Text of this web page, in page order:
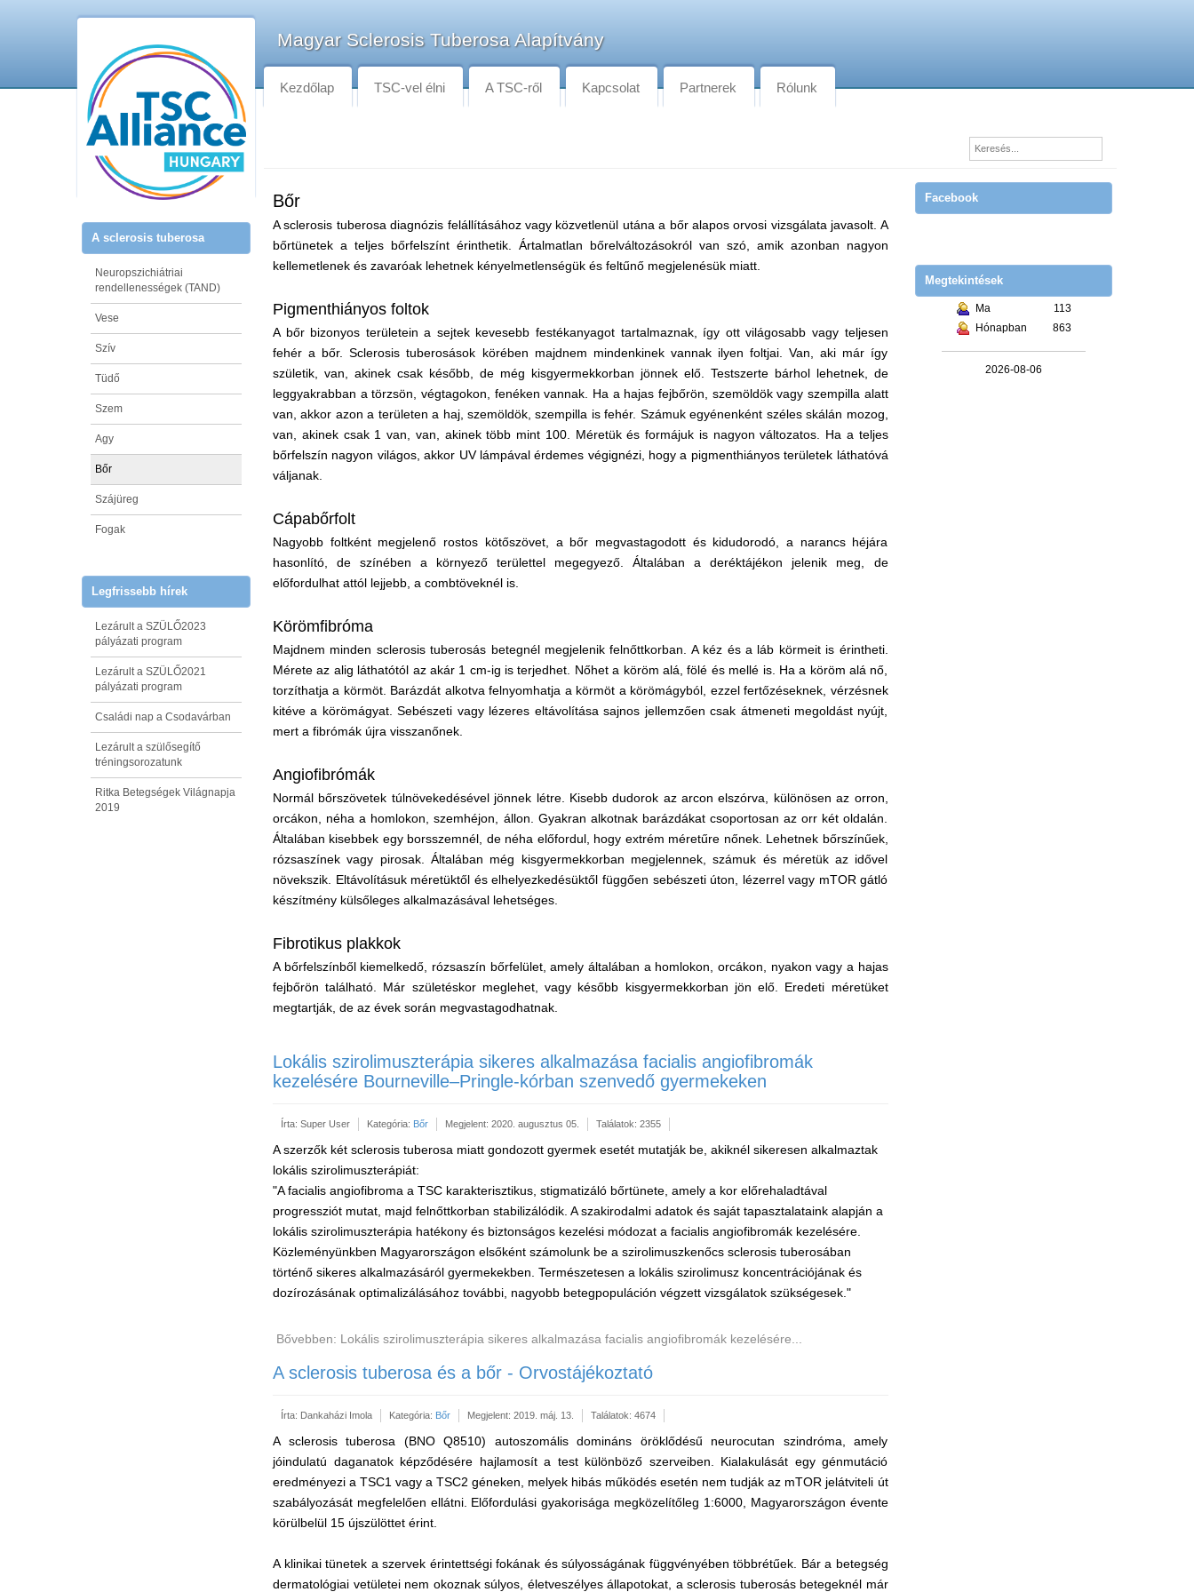
A sclerosis tuberosa
Neuropszichiátriai
rendellenességek (TAND)
Vese
Szív
Tüdő
Szem
Agy
Bőr
Szájüreg
Fogak
Legfrissebb hírek
Lezárult a SZÜLŐ2023
pályázati program
Lezárult a SZÜLŐ2021
pályázati program
Családi nap a Csodavárban
Lezárult a szülősegítő
tréningsorozatunk
Ritka Betegségek Világnapja
2019
Magyar Sclerosis Tuberosa Alapítvány
Kezdőlap TSC-vel élni A TSC-ről Kapcsolat Partnerek Rólunk
Bőr
A sclerosis tuberosa diagnózis felállításához vagy közvetlenül utána a bőr alapos orvosi vizsgálata javasolt. A
bőrtünetek a teljes bőrfelszínt érinthetik. Ártalmatlan bőrelváltozásokról van szó, amik azonban nagyon
kellemetlenek és zavaróak lehetnek kényelmetlenségük és feltűnő megjelenésük miatt.
Pigmenthiányos foltok
A bőr bizonyos területein a sejtek kevesebb festékanyagot tartalmaznak, így ott világosabb vagy teljesen
fehér a bőr. Sclerosis tuberosások körében majdnem mindenkinek vannak ilyen foltjai. Van, aki már így
születik, van, akinek csak később, de még kisgyermekkorban jönnek elő. Testszerte bárhol lehetnek, de
leggyakrabban a törzsön, végtagokon, fenéken vannak. Ha a hajas fejbőrön, szemöldök vagy szempilla alatt
van, akkor azon a területen a haj, szemöldök, szempilla is fehér. Számuk egyénenként széles skálán mozog,
van, akinek csak 1 van, van, akinek több mint 100. Méretük és formájuk is nagyon változatos. Ha a teljes
bőrfelszín nagyon világos, akkor UV lámpával érdemes végignézi, hogy a pigmenthiányos területek láthatóvá
váljanak.
Cápabőrfolt
Nagyobb foltként megjelenő rostos kötőszövet, a bőr megvastagodott és kidudorodó, a narancs héjára
hasonlító, de színében a környező területtel megegyező. Általában a deréktájékon jelenik meg, de
előfordulhat attól lejjebb, a combtöveknél is.
Körömfibróma
Majdnem minden sclerosis tuberosás betegnél megjelenik felnőttkorban. A kéz és a láb körmeit is érintheti.
Mérete az alig láthatótól az akár 1 cm-ig is terjedhet. Nőhet a köröm alá, fölé és mellé is. Ha a köröm alá nő,
torzíthatja a körmöt. Barázdát alkotva felnyomhatja a körmöt a körömágyból, ezzel fertőzéseknek, vérzésnek
kitéve a körömágyat. Sebészeti vagy lézeres eltávolítása sajnos jellemzően csak átmeneti megoldást nyújt,
mert a fibrómák újra visszanőnek.
Angiofibrómák
Normál bőrszövetek túlnövekedésével jönnek létre. Kisebb dudorok az arcon elszórva, különösen az orron,
orcákon, néha a homlokon, szemhéjon, állon. Gyakran alkotnak barázdákat csoportosan az orr két oldalán.
Általában kisebbek egy borsszemnél, de néha előfordul, hogy extrém méretűre nőnek. Lehetnek bőrszínűek,
rózsaszínek vagy pirosak. Általában még kisgyermekkorban megjelennek, számuk és méretük az idővel
növekszik. Eltávolításuk méretüktől és elhelyezkedésüktől függően sebészeti úton, lézerrel vagy mTOR gátló
készítmény külsőleges alkalmazásával lehetséges.
Fibrotikus plakkok
A bőrfelszínből kiemelkedő, rózsaszín bőrfelület, amely általában a homlokon, orcákon, nyakon vagy a hajas
fejbőrön található. Már születéskor meglehet, vagy később kisgyermekkorban jön elő. Eredeti méretüket
megtartják, de az évek során megvastagodhatnak.
Lokális szirolimuszterápia sikeres alkalmazása facialis angiofibromák
kezelésére Bourneville–Pringle-kórban szenvedő gyermekeken
Írta: Super User Kategória: Bőr Megjelent: 2020. augusztus 05. Találatok: 2355
A szerzők két sclerosis tuberosa miatt gondozott gyermek esetét mutatják be, akiknél sikeresen alkalmaztak
lokális szirolimuszterápiát:
"A facialis angiofibroma a TSC karakterisztikus, stigmatizáló bőrtünete, amely a kor előrehaladtával
progressziót mutat, majd felnőttkorban stabilizálódik. A szakirodalmi adatok és saját tapasztalataink alapján a
lokális szirolimuszterápia hatékony és biztonságos kezelési módozat a facialis angiofibromák kezelésére.
Közleményünkben Magyarországon elsőként számolunk be a szirolimuszkenőcs sclerosis tuberosában
történő sikeres alkalmazásáról gyermekekben. Természetesen a lokális szirolimusz koncentrációjának és
dozírozásának optimalizálásához további, nagyobb betegpopuláción végzett vizsgálatok szükségesek."
Bővebben: Lokális szirolimuszterápia sikeres alkalmazása facialis angiofibromák kezelésére...
A sclerosis tuberosa és a bőr - Orvostájékoztató
Írta: Dankaházi Imola Kategória: Bőr Megjelent: 2019. máj. 13. Találatok: 4674
A sclerosis tuberosa (BNO Q8510) autoszomális domináns öröklődésű neurocutan szindróma, amely
jóindulatú daganatok képződésére hajlamosít a test különböző szerveiben. Kialakulását egy génmutáció
eredményezi a TSC1 vagy a TSC2 géneken, melyek hibás működés esetén nem tudják az mTOR jelátviteli út
szabályozását megfelelően ellátni. Előfordulási gyakorisága megközelítőleg 1:6000, Magyarországon évente
körülbelül 15 újszülöttet érint.
A klinikai tünetek a szervek érintettségi fokának és súlyosságának függvényében többrétűek. Bár a betegség
dermatológiai vetületei nem okoznak súlyos, életveszélyes állapotokat, a sclerosis tuberosás betegeknél már
Facebook
Megtekintések
Ma
113
Hónapban
863
2026-08-06